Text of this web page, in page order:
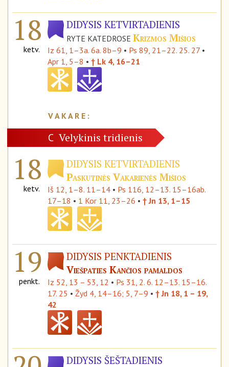
18
ketv.
DIDYSIS KETVIRTADIENIS
RYTE KATEDROSE Krizmos Mišios
Iz 61, 1–3a. 6a. 8b–9 • Ps 89, 21–22. 25. 27 •
Apr 1, 5–8 • † Lk 4, 16–21
C Velykinis tridienis
18
ketv.
DIDYSIS KETVIRTADIENIS
Paskutinės Vakarienės Mišios
Iš 12, 1–8. 11–14 • Ps 116, 12–13. 15–16ab.
17–18 • 1 Kor 11, 23–26 • † Jn 13, 1–15
19
penkt.
DIDYSIS PENKTADIENIS
Viešpaties Kančios pamaldos
Iz 52, 13 – 53, 12 • Ps 31, 2. 6. 12–13. 15–16.
17. 25 • Žyd 4, 14–16; 5, 7–9 • † Jn 18, 1 – 19,
42
DIDYSIS ŠEŠTADIENIS